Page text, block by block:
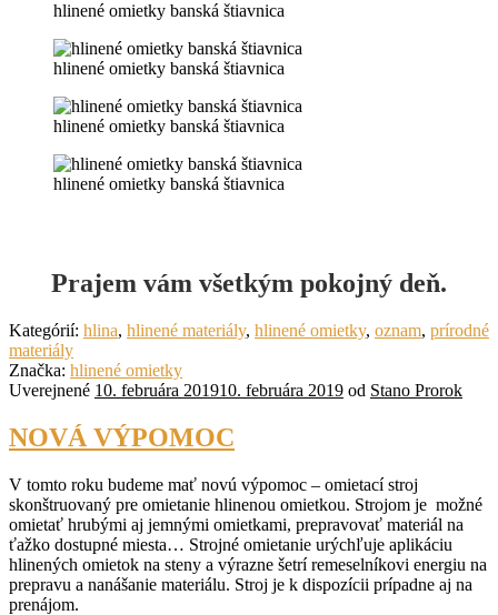
hlinené omietky banská štiavnica
hlinené omietky banská štiavnica
hlinené omietky banská štiavnica
hlinené omietky banská štiavnica
Prajem vám všetkým pokojný deň.
Kategórií: hlina, hlinené materiály, hlinené omietky, oznam, prírodné
materiály
Značka: hlinené omietky
Uverejnené 10. februára 201910. februára 2019 od Stano Prorok
NOVÁ VÝPOMOC
V tomto roku budeme mať novú výpomoc – omietací stroj
skonštruovaný pre omietanie hlinenou omietkou. Strojom je možné
omietať hrubými aj jemnými omietkami, prepravovať materiál na
ťažko dostupné miesta… Strojné omietanie urýchľuje aplikáciu
hlinených omietok na steny a výrazne šetrí remeselníkovi energiu na
prepravu a nanášanie materiálu. Stroj je k dispozícii prípadne aj na
prenájom.